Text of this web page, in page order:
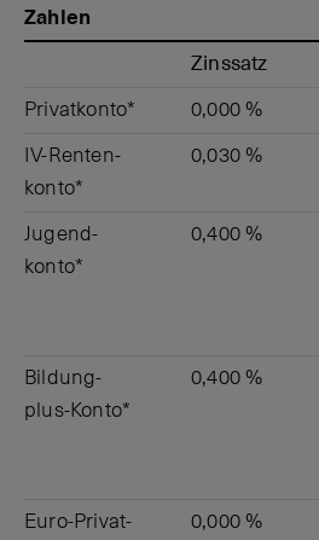
Zahlen
Zinssatz
Privat­konto*
0,000 %
IV-Renten­
konto*
0,030 %
Jugend­
konto*
0,400 %
Bildung­
plus­-Konto*
0,400 %
Euro-­Privat­
0,000 %